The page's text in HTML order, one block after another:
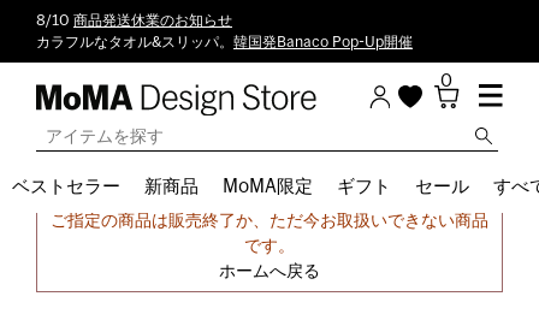
8/10 商品発送休業のお知らせ
カラフルなタオル&スリッパ。 韓国発Banaco Pop-Up開催
0
ベストセラー 新商品 MoMA限定 ギフト セール すべ
申し訳ございません。
ご指定の商品は販売終了か、ただ今お取扱いできない商品
です。
ホームへ戻る